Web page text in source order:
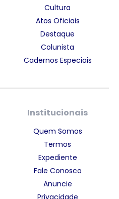
Cultura
Atos Oficiais
Destaque
Colunista
Cadernos Especiais
Institucionais
Quem Somos
Termos
Expediente
Fale Conosco
Anuncie
Privacidade